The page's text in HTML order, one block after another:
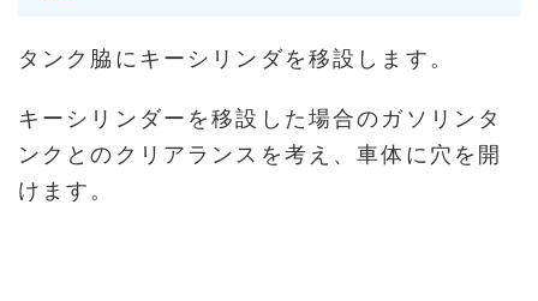
タンク脇にキーシリンダを移設します。
キーシリンダーを移設した場合のガソリンタ
ンクとのクリアランスを考え、車体に穴を開
けます。